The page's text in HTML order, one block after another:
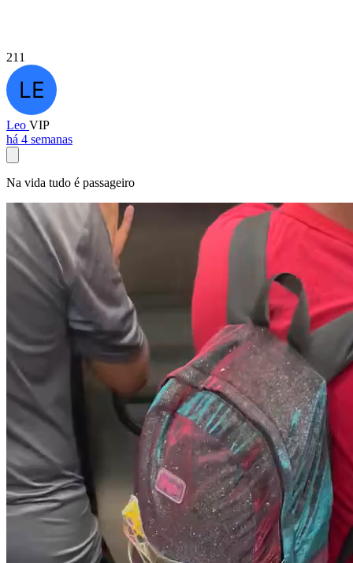
211
Leo VIP
há 4 semanas
Na vida tudo é passageiro